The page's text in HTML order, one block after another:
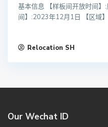
基本信息 【样板间开放时间
间】:2023年12月1日 【区域
Relocation SH
Our Wechat ID